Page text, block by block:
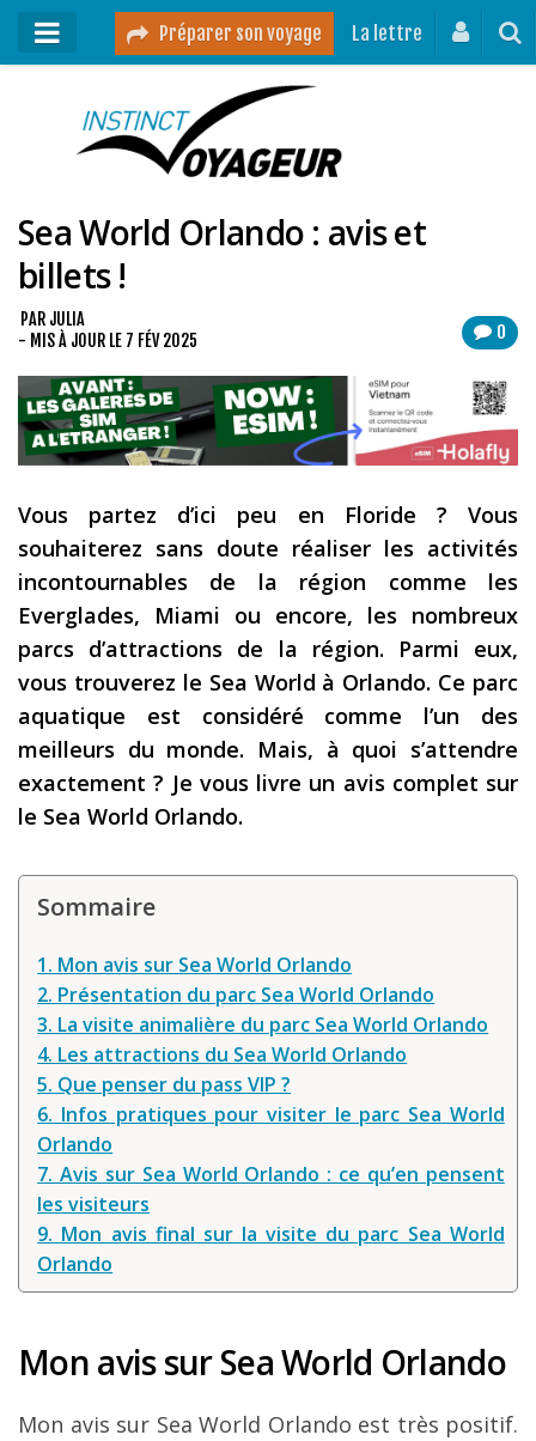
Préparer son voyage La lettre
Mon podcast
Destinations
Mes ressources pour voyager
Guides voyages
Contact
Mon journal de bord sur Instagram
Blog voyage
Podcast
Préparer son voyage
Destinations
LA LETTRE
Outils pour voyageur
Assurance voyage !
LA carte bancaire
voyage !
Louer une voiture !
L’auteur
Sea World Orlando : avis et
billets !
0
PAR JULIA
- MIS À JOUR LE 7 FÉV 2025
Vous partez d’ici peu en Floride ? Vous
souhaiterez sans doute réaliser les activités
incontournables de la région comme les
Everglades, Miami ou encore, les nombreux
parcs d’attractions de la région. Parmi eux,
vous trouverez le Sea World à Orlando. Ce parc
aquatique est considéré comme l’un des
meilleurs du monde. Mais, à quoi s’attendre
exactement ? Je vous livre un avis complet sur
le Sea World Orlando.
Sommaire
1. Mon avis sur Sea World Orlando
2. Présentation du parc Sea World Orlando
3. La visite animalière du parc Sea World Orlando
4. Les attractions du Sea World Orlando
5. Que penser du pass VIP ?
6. Infos pratiques pour visiter le parc Sea World
Orlando
7. Avis sur Sea World Orlando : ce qu’en pensent
les visiteurs
9. Mon avis final sur la visite du parc Sea World
Orlando
Mon avis sur Sea World Orlando
Mon avis sur Sea World Orlando est très positif.